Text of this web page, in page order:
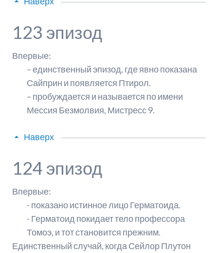
123 эпизод
Впервые:
– единственный эпизод, где явно показана
Сайприн и появляется Птирол.
– пробуждается и называется по имени
Мессия Безмолвия, Мистресс 9.
Наверх
124 эпизод
Впервые:
- показано истинное лицо Герматоида.
- Герматоид покидает тело профессора
Томоэ, и тот становится прежним.
Единственный случай, когда Сейлор Плутон